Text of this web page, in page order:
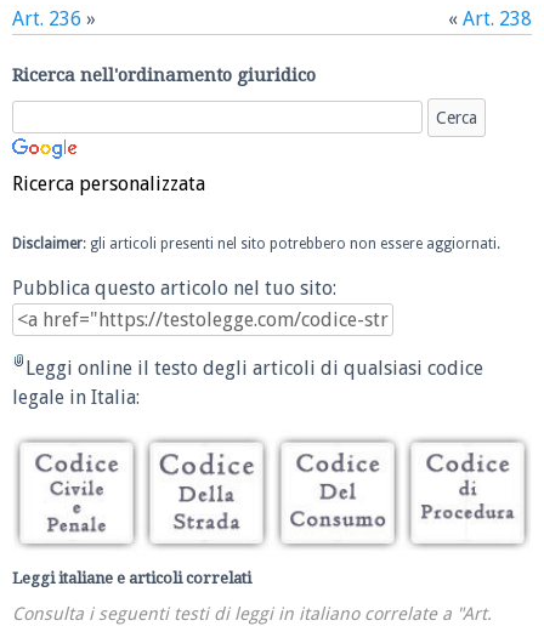
Art. 236 » « Art. 238
Ricerca nell'ordinamento giuridico
Ricerca personalizzata
Disclaimer: gli articoli presenti nel sito potrebbero non essere aggiornati.
Pubblica questo articolo nel tuo sito:
Leggi online il testo degli articoli di qualsiasi codice
legale in Italia:
Leggi italiane e articoli correlati
Consulta i seguenti testi di leggi in italiano correlate a "Art.